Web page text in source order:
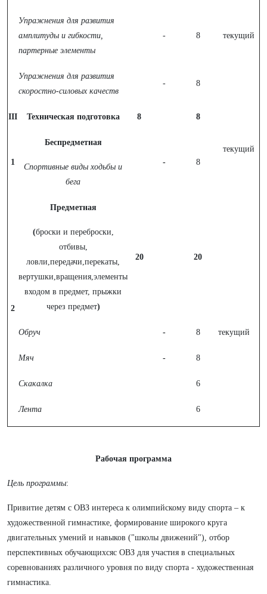
текущий
Упражнения для развития
амплитуды и гибкости,
партерные элементы
- 8
Упражнения для развития
скоростно-силовых качеств
- 8
III Техническая подготовка 8 8
текущий
1
Беспредметная
Спортивные виды ходьбы и
бега
- 8
2
Предметная
(броски и переброски,
отбивы,
ловли,передачи,перекаты,
вертушки,вращения,элементы
входом в предмет, прыжки
через предмет)
20 20
текущий
Обруч - 8
Мяч - 8
Скакалка 6
Лента 6
Рабочая программа
Цель программы:
Привитие детям с ОВЗ интереса к олимпийскому виду спорта – к
художественной гимнастике, формирование широкого круга
двигательных умений и навыков ("школы движений"), отбор
перспективных обучающихсяс ОВЗ для участия в специальных
соревнованиях различного уровня по виду спорта - художественная
гимнастика.